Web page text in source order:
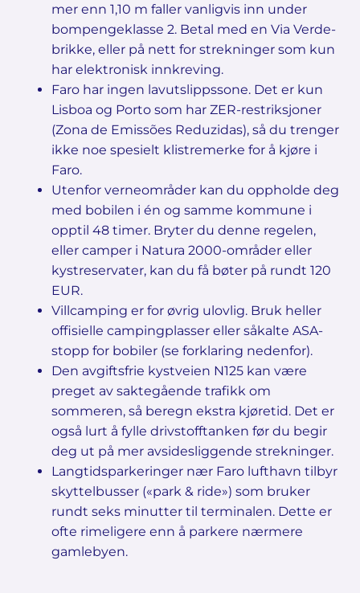
mer enn 1,10 m faller vanligvis inn under
bompengeklasse 2. Betal med en Via Verde-
brikke, eller på nett for strekninger som kun
har elektronisk innkreving.
Faro har ingen lavutslippssone. Det er kun
Lisboa og Porto som har ZER-restriksjoner
(Zona de Emissões Reduzidas), så du trenger
ikke noe spesielt klistremerke for å kjøre i
Faro.
Utenfor verneområder kan du oppholde deg
med bobilen i én og samme kommune i
opptil 48 timer. Bryter du denne regelen,
eller camper i Natura 2000-områder eller
kystreservater, kan du få bøter på rundt 120
EUR.
Villcamping er for øvrig ulovlig. Bruk heller
offisielle campingplasser eller såkalte ASA-
stopp for bobiler (se forklaring nedenfor).
Den avgiftsfrie kystveien N125 kan være
preget av saktegående trafikk om
sommeren, så beregn ekstra kjøretid. Det er
også lurt å fylle drivstofftanken før du begir
deg ut på mer avsidesliggende strekninger.
Langtidsparkeringer nær Faro lufthavn tilbyr
skyttelbusser («park & ride») som bruker
rundt seks minutter til terminalen. Dette er
ofte rimeligere enn å parkere nærmere
gamlebyen.